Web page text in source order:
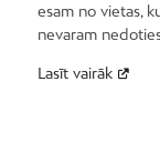
esam no vietas,
nevaram
Lasīt vairāk